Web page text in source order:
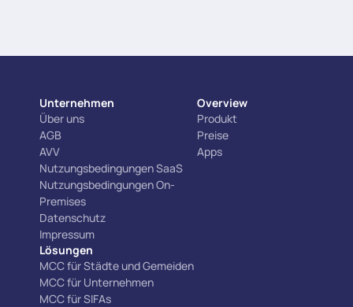
Unternehmen
Über uns
AGB
AVV
Nutzungsbedingungen SaaS
Nutzungsbedingungen On-
Premises
Datenschutz
Impressum
Overview
Produkt
Preise
Apps
Lösungen
MCC für Städte und Gemeiden
MCC für Unternehmen
MCC für SIFAs